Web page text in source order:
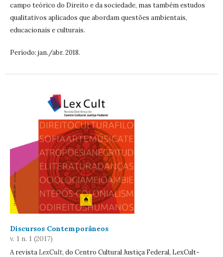
campo teórico do Direito e da sociedade, mas também estudos
qualitativos aplicados que abordam questões ambientais,
educacionais e culturais.
Período: jan./abr. 2018.
Discursos Contemporâneos
v. 1 n. 1 (2017)
A revistaLexCult, do Centro Cultural Justiça Federal, LexCult-